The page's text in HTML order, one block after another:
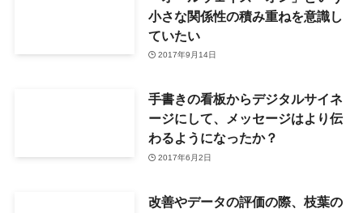
小さな関係性の積み重ねを意識し
ていたい
2017年9月14日
手書きの看板からデジタルサイネ
ージにして、メッセージはより伝
わるようになったか？
2017年6月2日
改善やデータの評価の際、枝葉の